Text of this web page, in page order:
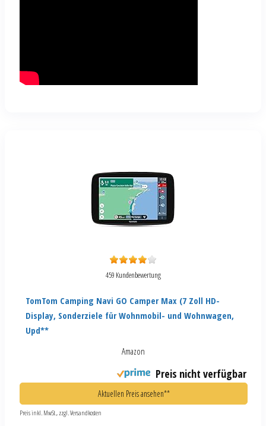
459 Kundenbewertung
TomTom Camping Navi GO Camper Max (7 Zoll HD-
Display, Sonderziele für Wohnmobil- und Wohnwagen,
Upd**
Amazon
Preis nicht verfügbar
Aktuellen Preis ansehen**
Preis inkl. MwSt., zzgl. Versandkosten